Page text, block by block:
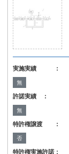
実施実績 ：
無
許諾実績 ：
無
特許権譲渡 ：
否
特許権実施許諾：